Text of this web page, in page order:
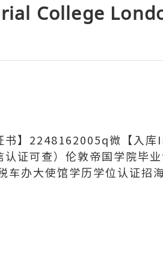
College
】2248162005q微【入库
证可查）伦敦帝国学院毕
车办大使馆学历学位认证招